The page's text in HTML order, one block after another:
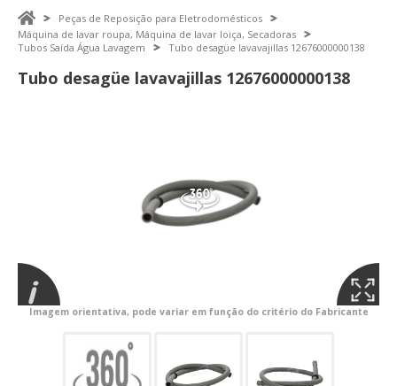
Peças de Reposição para Eletrodomésticos
Máquina de lavar roupa, Máquina de lavar loiça, Secadoras
Tubos Saída Água Lavagem
Tubo desagüe lavavajillas 12676000000138
Tubo desagüe lavavajillas 12676000000138
Imagem orientativa, pode variar em função do critério do Fabricante